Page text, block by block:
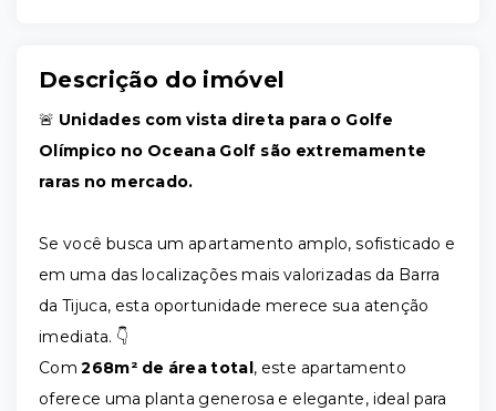
Descrição do imóvel
🚨 Unidades com vista direta para o Golfe
Olímpico no Oceana Golf são extremamente
raras no mercado.
Se você busca um apartamento amplo, sofisticado e
em uma das localizações mais valorizadas da Barra
da Tijuca, esta oportunidade merece sua atenção
imediata. 👇
Com268m² de área total , este apartamento
oferece uma planta generosa e elegante, ideal para